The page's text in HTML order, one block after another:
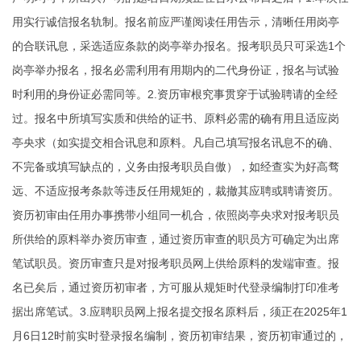
用实行诚信报名轨制。报名前应严谨阅读任用告示，清晰任用岗亭
的合联讯息，采选适应条款的岗亭举办报名。报考职员只可采选1个
岗亭举办报名，报名必需利用有用期内的二代身份证，报名与试验
时利用的身份证必需同等。2.资历审根究事贯穿于试验聘请的全经
过。报名中所填写实质和供给的证书、原料必需的确有用且适应岗
亭央求（如实提交相合讯息和原料。凡自己填写报名讯息不的确、
不完备或填写缺点的，义务由报考职员自傲），如经查实为好高骛
远、不适应报考条款等违反任用规矩的，裁撤其应聘或聘请资历。
资历初审由任用办事携带小组同一机合，依照岗亭央求对报考职员
所供给的原料举办资历审查，通过资历审查的职员方可确定为出席
笔试职员。资历审查只是对报考职员网上供给原料的发端审查。报
名已矣后，通过资历初审者，方可服从规矩时代登录编制打印准考
据出席笔试。3.应聘职员网上报名提交报名原料后，须正在2025年1
月6日12时前实时登录报名编制，资历初审结果，资历初审通过的，